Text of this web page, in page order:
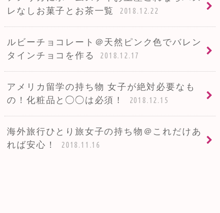
レなしお菓子とお茶一覧
2018.12.22
ルビーチョコレート＠天然ピンク色でバレン
タインチョコを作る
2018.12.17
アメリカ留学の持ち物 女子が絶対必要なも
の！化粧品と◯◯は必須！
2018.12.15
海外旅行ひとり旅女子の持ち物＠これだけあ
れば安心！
2018.11.16